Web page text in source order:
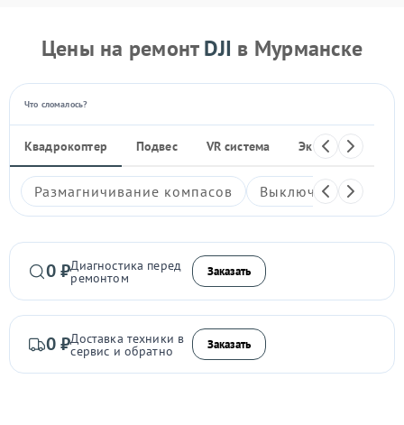
Цены на ремонтDJI в Мурманске
Что сломалось?
Квадрокоптер Подвес VR система Экшен-камера
Размагничивание компасов Выключается
0 ₽Диагностика перед
ремонтом Заказать
0 ₽Доставка техники в
сервис и обратно Заказать